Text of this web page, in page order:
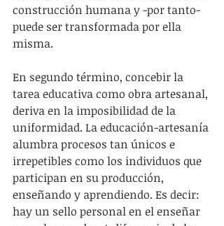
construcción humana y -por tanto-
puede ser transformada por ella
misma.
En segundo término, concebir la
tarea educativa como obra artesanal,
deriva en la imposibilidad de la
uniformidad. La educación-artesanía
alumbra procesos tan únicos e
irrepetibles como los individuos que
participan en su producción,
enseñando y aprendiendo. Es decir:
hay un sello personal en el enseñar